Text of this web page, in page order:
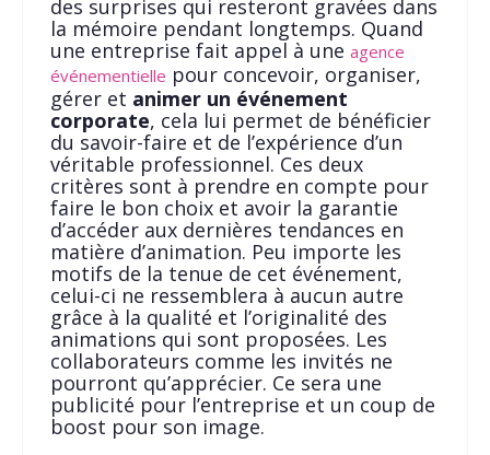
des surprises qui resteront gravées dans
la mémoire pendant longtemps. Quand
une entreprise fait appel à une agence
événementielle pour concevoir, organiser,
gérer et animer un événement
corporate, cela lui permet de bénéficier
du savoir-faire et de l’expérience d’un
véritable professionnel. Ces deux
critères sont à prendre en compte pour
faire le bon choix et avoir la garantie
d’accéder aux dernières tendances en
matière d’animation. Peu importe les
motifs de la tenue de cet événement,
celui-ci ne ressemblera à aucun autre
grâce à la qualité et l’originalité des
animations qui sont proposées. Les
collaborateurs comme les invités ne
pourront qu’apprécier. Ce sera une
publicité pour l’entreprise et un coup de
boost pour son image.